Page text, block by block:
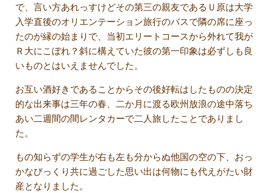
で、言い方あれっすけどその第三の親友であるＵ原は大学
入学直後のオリエンテーション旅行のバスで隣の席に座っ
たのが縁の始まりで、当初エリートコースから外れて我が
Ｒ大にこぼれ？斜に構えていた彼の第一印象は必ずしも良
いものとはいえませんでした。
お互い酒好きであることからその後好転はしたものの決定
的な出来事は三年の春、二か月に渡る欧州放浪の途中落ち
あい二週間の間レンタカーで二人旅したことでありまし
た。
もの知らずの学生が右も左も分からぬ他国の空の下、おっ
かなびっくり共に過ごした思い出は何物にも代えがたい財
産となりました。